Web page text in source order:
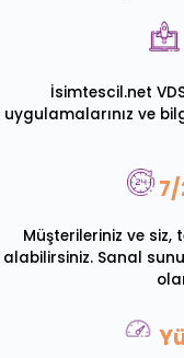
İsimtescil.net
uygulamalarınız ve
Müşterileriniz ve
alabilirsiniz. Sanal